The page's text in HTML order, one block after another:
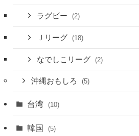
ラグビー (2)
Ｊリーグ (18)
なでしこリーグ (2)
沖縄おもしろ (5)
台湾 (10)
韓国 (5)